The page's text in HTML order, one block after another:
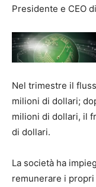
Presidente e CEO
Nel trimestre il
milioni di dollari;
milioni di dollari, il
di dollari.
La società ha
remunerare i